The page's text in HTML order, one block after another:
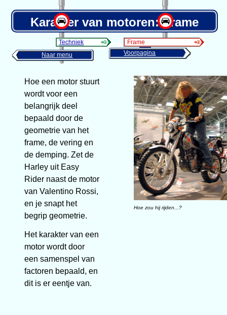
Karakter van motoren: Frame
geometrie
Naar menu
Frame
Techniek
Voorpagina
Hoe zou hij rijden...?
Hoe een motor stuurt
wordt voor een
belangrijk deel
bepaald door de
geometrie van het
frame, de vering en
de demping. Zet de
Harley uit Easy
Rider naast de motor
van Valentino Rossi,
en je snapt het
begrip geometrie.
Het karakter van een
motor wordt door
een samenspel van
factoren bepaald, en
dit is er eentje van.